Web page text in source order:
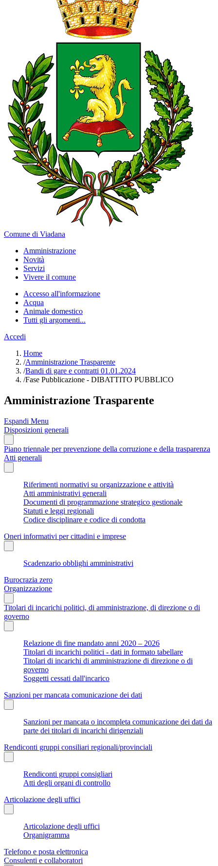
Comune di Viadana
Amministrazione
Novità
Servizi
Vivere il comune
Accesso all'informazione
Acqua
Animale domestico
Tutti gli argomenti...
Accedi
Home
/Amministrazione Trasparente
/Bandi di gare e contratti 01.01.2024
/Fase Pubblicazione - DIBATTITO PUBBLICO
Amministrazione Trasparente
Espandi Menu
Disposizioni generali
Piano triennale per prevenzione della corruzione e della trasparenza
Atti generali
Riferimenti normativi su organizzazione e attività
Atti amministrativi generali
Documenti di programmazione strategico gestionale
Statuti e leggi regionali
Codice disciplinare e codice di condotta
Oneri informativi per cittadini e imprese
Scadenzario obblighi amministrativi
Burocrazia zero
Organizzazione
Titolari di incarichi politici, di amministrazione, di direzione o di
governo
Relazione di fine mandato anni 2020 – 2026
Titolari di incarichi politici - dati in formato tabellare
Titolari di incarichi di amministrazione di direzione o di
governo
Soggetti cessati dall'incarico
Sanzioni per mancata comunicazione dei dati
Sanzioni per mancata o incompleta comunicazione dei dati da
parte dei titolari di incarichi dirigenziali
Rendiconti gruppi consiliari regionali/provinciali
Rendiconti gruppi consigliari
Atti degli organi di controllo
Articolazione degli uffici
Articolazione degli uffici
Organigramma
Telefono e posta elettronica
Consulenti e collaboratori